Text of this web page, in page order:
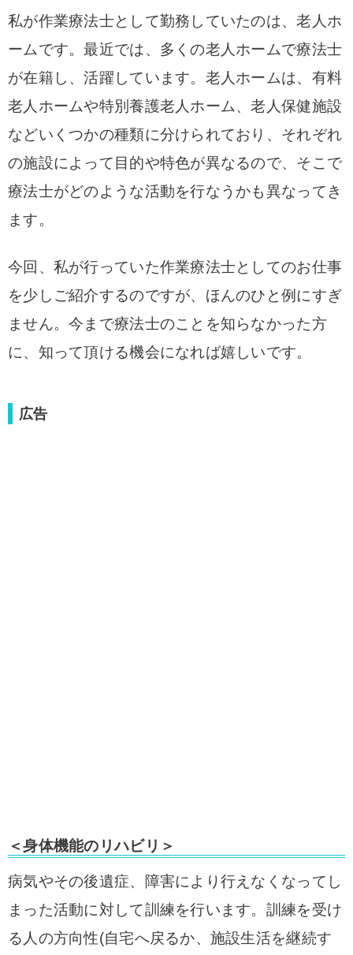
私が作業療法士として勤務していたのは、老人ホ
ームです。最近では、多くの老人ホームで療法士
が在籍し、活躍しています。 老人ホームは、有料
老人ホームや特別養護老人ホーム、老人保健施設
などいくつかの種類に分けられており、それぞれ
の施設によって目的や特色が異なるので、そこで
療法士がどのような活動を行なうかも異なってき
ます。
今回、私が行っていた作業療法士としてのお仕事
を少しご紹介するのですが、ほんのひと例にすぎ
ません。今まで療法士のことを知らなかった方
に、知って頂ける機会になれば嬉しいです。
広告
＜身体機能のリハビリ＞
病気やその後遺症、障害により行えなくなってし
まった活動に対して訓練を行います。 訓練を受け
る人の方向性(自宅へ戻るか、施設生活を継続す